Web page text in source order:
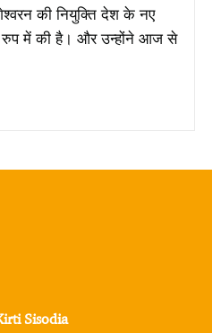
की नियुक्ति देश के नए
रुप में की है। और उन्होंने आज से
Sisodia